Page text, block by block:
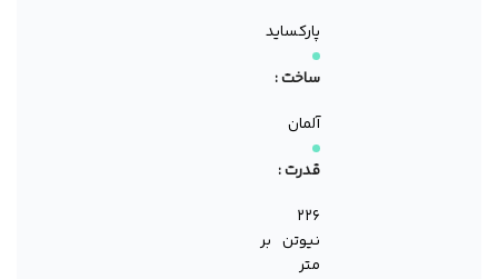
پارکساید
ساخت :
آلمان
قدرت :
۲۲۶
نیوتن بر
متر